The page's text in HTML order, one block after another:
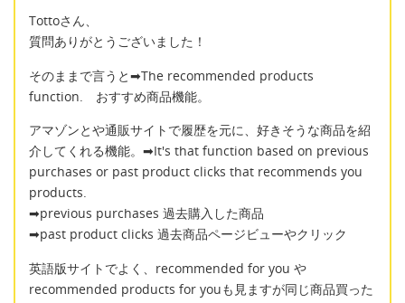
Tottoさん、
質問ありがとうございました！
そのままで言うと➡The recommended products
function. おすすめ商品機能。
アマゾンとや通販サイトで履歴を元に、好きそうな商品を紹
介してくれる機能。➡It's that function based on previous
purchases or past product clicks that recommends you
products.
➡previous purchases 過去購入した商品
➡past product clicks 過去商品ページビューやクリック
英語版サイトでよく、recommended for you や
recommended products for youも見ますが同じ商品買った